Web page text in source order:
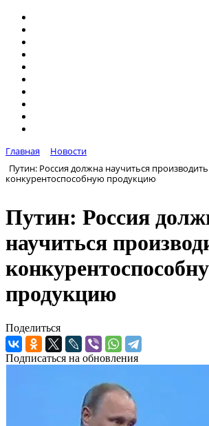
Главная
Новости
Путин: Россия должна научиться производить
конкурентоспособную продукцию
Путин: Россия
научиться
продукцию
Поделиться
Подписаться на обновления